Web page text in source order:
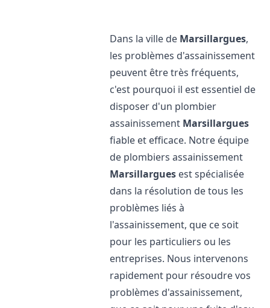
Dans la ville de Marsillargues,
les problèmes d'assainissement
peuvent être très fréquents,
c'est pourquoi il est essentiel de
disposer d'un plombier
assainissement Marsillargues
fiable et efficace. Notre équipe
de plombiers assainissement
Marsillargues est spécialisée
dans la résolution de tous les
problèmes liés à
l'assainissement, que ce soit
pour les particuliers ou les
entreprises. Nous intervenons
rapidement pour résoudre vos
problèmes d'assainissement,